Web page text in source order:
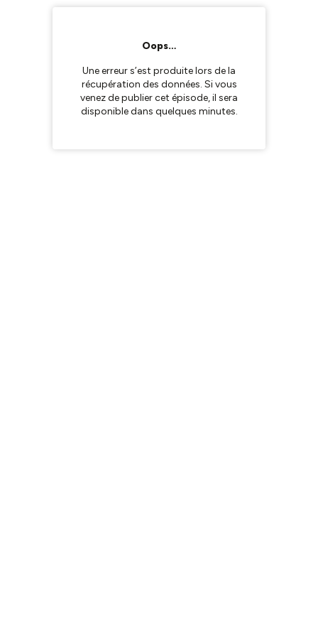
Oops…
Une erreur s’est produite lors de la
récupération des données. Si vous
venez de publier cet épisode, il sera
disponible dans quelques minutes.